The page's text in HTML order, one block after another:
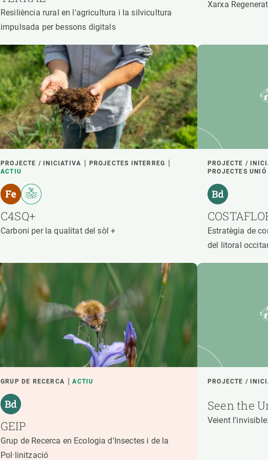
Resiliència rural en l'agricultura i la silvicultura
impulsada per bessons digitals
Xarxa
PROJECTE / INICIATIVA
PROJECTES INTERREG
ACTIU
C4SQ+
Carboni per la qualitat del sòl +
PROJECTE /
PROJECTES UNIÓ
Estratègia de
del litoral
GRUP DE RECERCA ACTIU
GEIP
Grup de Recerca en Ecologia d'Insectes i de la
Pol·linització
PROJECTE /
Seen the
Veient